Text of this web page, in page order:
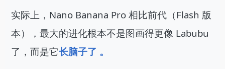
实际上，Nano Banana Pro 相比前代（Flash 版
本），最大的进化根本不是图画得更像 Labubu
了，而是它长脑子了 。